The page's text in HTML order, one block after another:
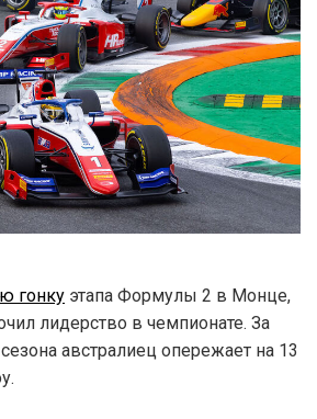
гонку этапа Формулы 2 в Монце,
лидерство в чемпионате. За
австралиец опережает на 13